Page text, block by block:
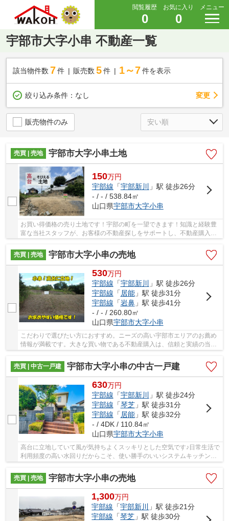
閲覧履歴
0
お気に入り
0
メニュー
宇部市大字小串 不動産一覧
該当物件数 7件 販売数 5 件 1～7 件を表示
絞り込み条件： なし 変更
販売物件のみ
売買 | 売地 宇部市大字小串土地
150万円
宇部線 「宇部新川
」駅 徒歩26分
- / - / 538.84㎡
山口県宇部市大字小串
お買い得価格の売り土地です！宇部の町を一望できます！知識と経験豊
富な当社スタッフが、お客様の不動産探しをサポートし、不動産購入に
売買 | 売地
宇部市大字小串の売地
530万円
宇部線 「宇部新川
」駅 徒歩26分
宇部線 「居能」駅 徒歩31分
宇部線 「岩鼻」駅 徒歩41分
- / - / 260.80㎡
山口県宇部市大字小串
こだわりで選びたい方におすすめ。ニーズの高い宇部市エリアのお薦め
情報が満載です。大きな買い物である不動産購入は、信頼と実績の当社
売買 | 中古一戸建
宇部市大字小串の中古一戸建
630万円
宇部線 「宇部新川
」駅 徒歩24分
宇部線 「琴芝」駅 徒歩31分
宇部線 「 居能」駅 徒歩32分
- / 4DK / 110.84㎡
山口県宇部市大字小串
高台に立地していて風が気持ちよくスッキリとした空気です♪日常生活で
利用頻度の高い水回りだからこそ、使い勝手のいいシステムキッチンを
売買 | 売地
宇部市大字小串の売地
1,300万円
宇部線 「宇部新川
」駅 徒歩21分
宇部線 「琴芝 」駅 徒歩30分